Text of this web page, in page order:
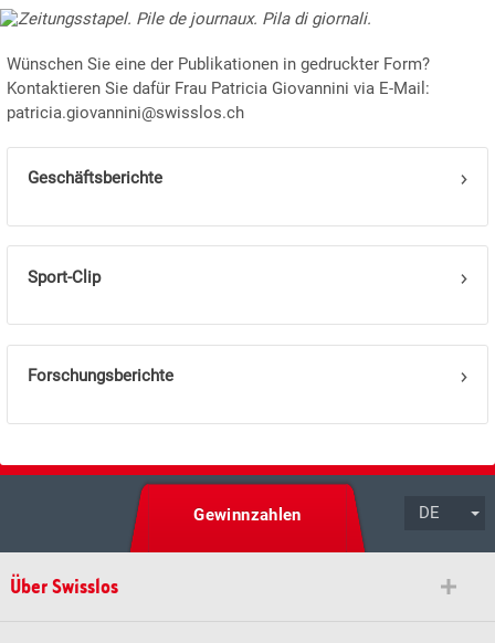
Wünschen Sie eine der Publikationen in gedruckter Form?
Kontaktieren Sie dafür Frau Patricia Giovannini via E-Mail:
patricia.giovannini@swisslos.ch
Geschäftsberichte
Sport-Clip
Forschungsberichte
DE
Gewinnzahlen
Über Swisslos